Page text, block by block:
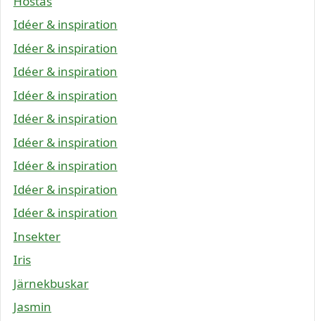
Idéer & inspiration
Idéer & inspiration
Idéer & inspiration
Idéer & inspiration
Idéer & inspiration
Idéer & inspiration
Idéer & inspiration
Idéer & inspiration
Idéer & inspiration
Insekter
Iris
Järnekbuskar
Jasmin